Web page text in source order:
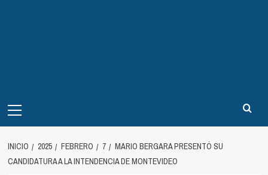
principal
INICIO 2025 FEBRERO 7
MARIO BERGARA PRESENTÓ SU
CANDIDATURA A LA INTENDENCIA DE MONTEVIDEO